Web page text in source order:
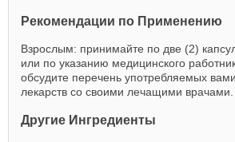
Рекомендации по Применению
Взрослым: принимайте по две (2)
или по указанию медицинского
обсудите перечень употребляемых
лекарств со своими лечащими врачами.
Другие Ингредиенты